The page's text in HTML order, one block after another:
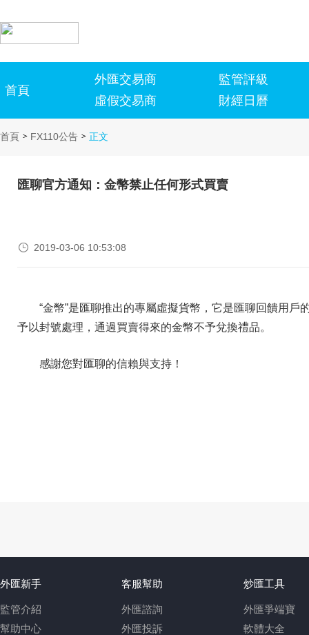
首頁
外匯交易商
虛假交易商
監管評級
財經日曆
首頁 > FX110公告 > 正文
匯聊官方通知：金幣禁止任何形式買賣
 2019-03-06 10:53:08
“金幣”是匯聊推出的專屬虛擬貨幣，它是匯聊回饋用
予以封號處理，通過買賣得來的金幣不予兌換禮品。
感謝您對匯聊的信賴與支持！
外匯新手
監管介紹
幫助中心
客服幫助
外匯諮詢
外匯投訴
炒匯工具
外匯爭端寶
軟體大全